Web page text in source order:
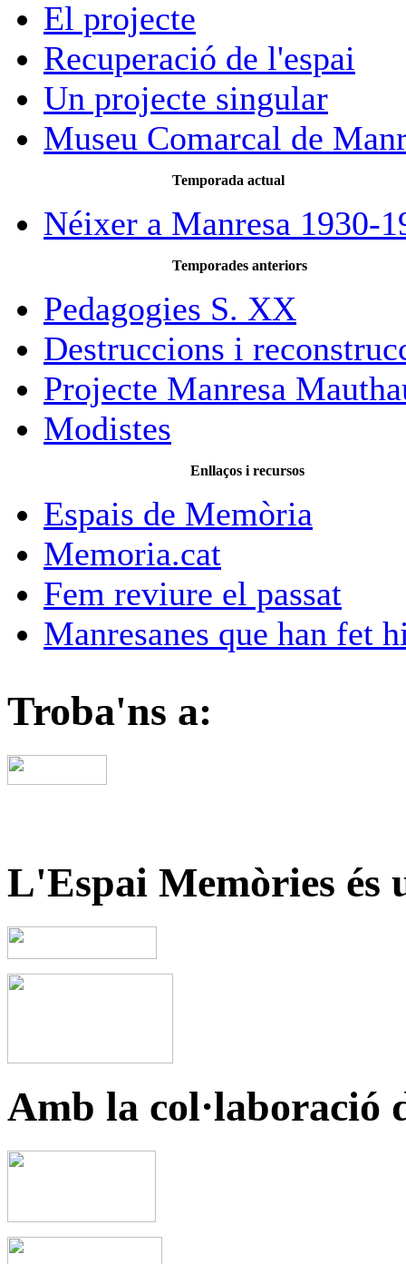
El projecte
Recuperació de l'espai
Un projecte singular
Museu Comarcal de
Temporada actual
Néixer a Manresa 1930-
Temporades anteriors
Pedagogies S. XX
Destruccions i
Projecte Manresa
Modistes
Enllaços i recursos
Espais de Memòria
Memoria.cat
Fem reviure el passat
Manresanes que han fet
Troba'ns a:
L'Espai Memòries és
Amb la col·laboració